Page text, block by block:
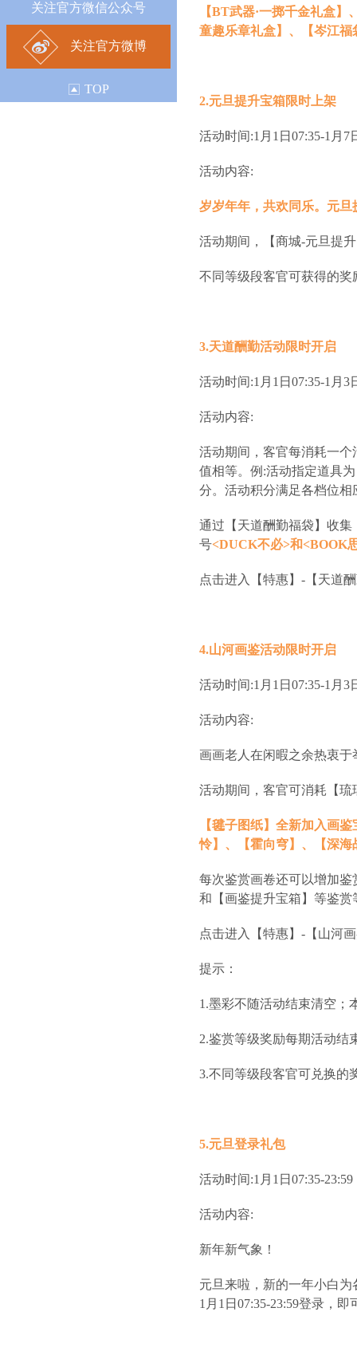
关注官方微信公众号
关注官方微博
TOP
【BT武器·一掷千金礼盒
童趣乐章礼盒】、【岑江福
2.元旦提升宝箱限时上架
活动时间:1月1日07:35-1月7
活动内容:
岁岁年年，共欢同乐。元旦
活动期间，【商城-元旦提
不同等级段客官可获得的
3.天道酬勤活动限时开启
活动时间:1月1日07:35-1月3
活动内容:
活动期间，客官每消耗一
值相等。例:活动指定道具
分。活动积分满足各档位
通过【天道酬勤福袋】收
号<DUCK不必>和<BOOK
点击进入【特惠】-【天道
4.山河画鉴活动限时开启
活动时间:1月1日07:35-1月3
活动内容:
画画老人在闲暇之余热衷于
活动期间，客官可消耗【
【毽子图纸】全新加入画鉴
怜】、【霍向穹】、【深
每次鉴赏画卷还可以增加
和【画鉴提升宝箱】等鉴赏
点击进入【特惠】-【山河
提示：
1.墨彩不随活动结束清空；
2.鉴赏等级奖励每期活动结
3.不同等级段客官可兑换的
5.元旦登录礼包
活动时间:1月1日07:35-23:59
活动内容:
新年新气象！
元旦来啦，新的一年小白
1月1日07:35-23:59登录，